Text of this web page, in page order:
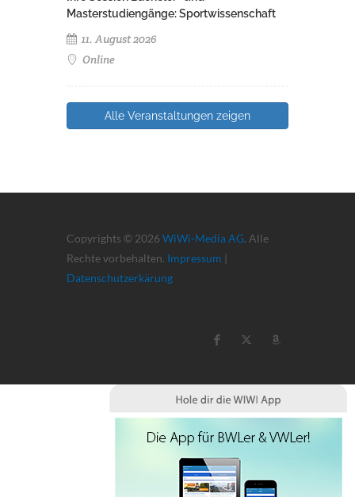
Masterstudiengänge: Sportwissenschaft
11. August 2026
Online
Alle Veranstaltungen zeigen
Copyrights © 2026 WiWi-Media AG. Alle
Rechte vorbehalten. Impressum |
Datenschutzerkärung